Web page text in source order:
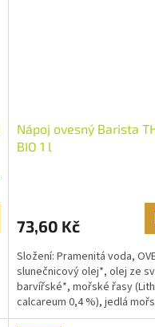
Nápoj ovesný Barista
BIO 1 l
73,60 Kč
Složení: Pramenitá voda,
slunečnicový olej*, olej ze
barvířské*, mořské řasy
calcareum 0,4 %), jedlá
sůl.*produkt